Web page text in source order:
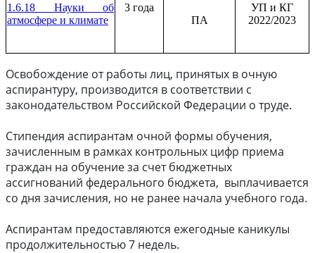
1.6.18 Науки об
атмосфере и климате
3 года
ПА
УП и КГ
2022/2023
Освобождение от работы лиц, принятых в очную
аспирантуру, производится в соответствии с
законодательством Российской Федерации о труде.
Стипендия аспирантам очной формы обучения,
зачисленным в рамках контрольных цифр приема
граждан на обучение за счет бюджетных
ассигнований федерального бюджета, выплачивается
со дня зачисления, но не ранее начала учебного года.
Аспирантам предоставляются ежегодные каникулы
продолжительностью 7 недель.